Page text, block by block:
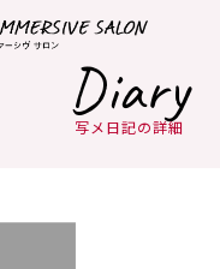
Diary
写メ日記の詳細